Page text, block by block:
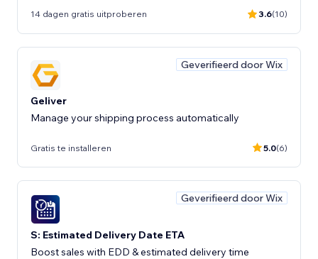
14 dagen gratis uitproberen 3.6(10)
Geverifieerd door Wix
Geliver
Manage your shipping process automatically
Gratis te installeren 5.0(6)
Geverifieerd door Wix
S: Estimated Delivery Date ETA
Boost sales with EDD & estimated delivery time